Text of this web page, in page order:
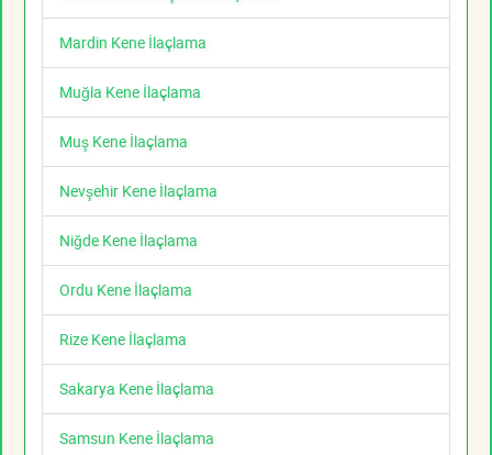
Mardin Kene İlaçlama
Muğla Kene İlaçlama
Muş Kene İlaçlama
Nevşehir Kene İlaçlama
Niğde Kene İlaçlama
Ordu Kene İlaçlama
Rize Kene İlaçlama
Sakarya Kene İlaçlama
Samsun Kene İlaçlama